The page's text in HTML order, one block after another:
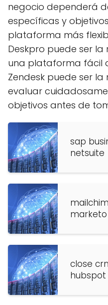
negocio dependerá
específicas y
plataforma más
Deskpro puede ser la
una plataforma fácil
Zendesk puede ser
evaluar
objetivos antes de
sap
netsuite
marketo
close
hubspot